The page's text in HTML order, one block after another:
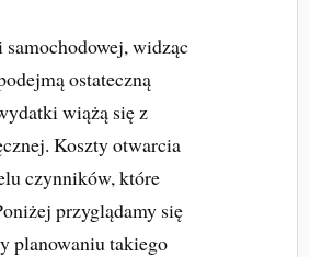
widząc
ostateczną
wiążą się z
Koszty otwarcia
czynników, które
przyglądamy się
planowaniu takiego